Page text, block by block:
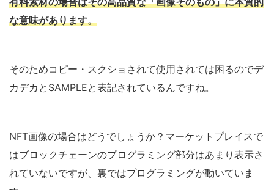
な意味があります。
そのためコピー・スクショされて使用されては困るのでデ
カデカとSAMPLEと表記されているんですね。
NFT画像の場合はどうでしょうか？マーケットプレイスで
はブロックチェーンのプログラミング部分はあまり表示さ
れていないですが、裏ではプログラミングが動いていま